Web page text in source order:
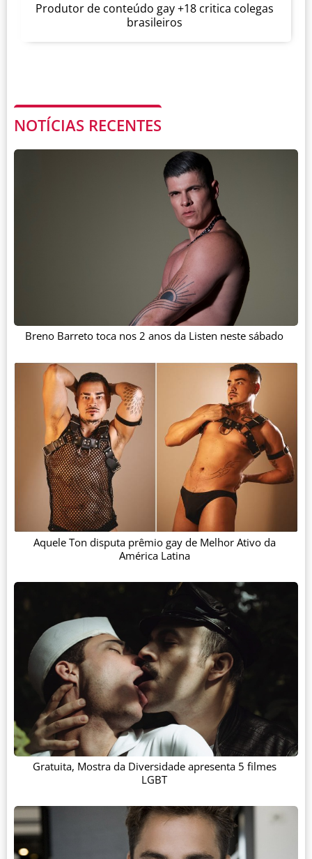
Produtor de conteúdo gay +18 critica colegas
brasileiros
NOTÍCIAS RECENTES
Breno Barreto toca nos 2 anos da Listen neste sábado
Aquele Ton disputa prêmio gay de Melhor Ativo da
América Latina
Gratuita, Mostra da Diversidade apresenta 5 filmes
LGBT